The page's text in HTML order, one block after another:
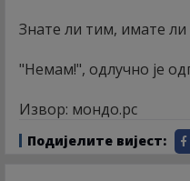
Знате ли тим, имате ли
"Немам!", одлучно је
Извор: мондо.рс
Подијелите вијест: